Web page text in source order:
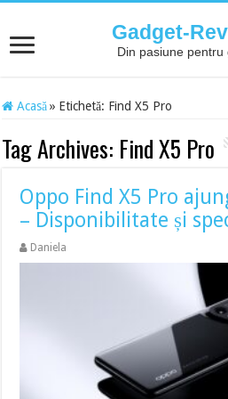
Gadget-
Din pasiune pentru
Acasă » Etichetă: Find X5 Pro
Tag Archives: Find X5 Pro
Oppo Find X5 Pro
– Disponibilitate și
Daniela